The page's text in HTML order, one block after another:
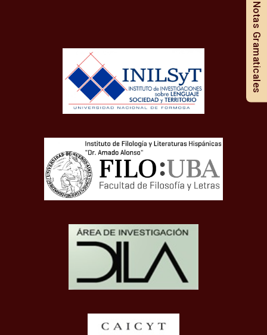
Notas Gramaticales